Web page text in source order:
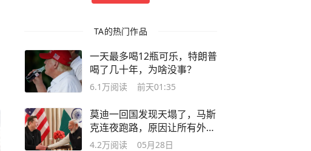
TA的热门作品
一天最多喝12瓶可乐，特朗普
喝了几十年，为啥没事？
6.1万阅读 前天01:35
莫迪一回国发现天塌了，马斯
克连夜跑路，原因让所有外资
清醒
4.2万阅读 05月28日